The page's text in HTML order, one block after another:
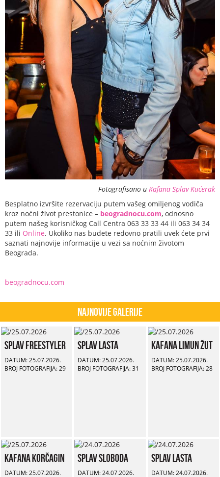
Fotografisano u Kafana Splav Kućerak
Besplatno izvršite rezervaciju putem vašeg omiljenog vodiča
kroz noćni život prestonice – beogradnocu.com, odnosno
putem našeg korisničkog Call Centra 063 33 33 44 ili 063 34 34
33 ili Online. Ukoliko nas budete redovno pratili uvek ćete prvi
saznati najnovije informacije u vezi sa noćnim životom
Beograda.
beogradnocu.com
Najnovije Galerije
Splav Freestyler
DATUM: 25.07.2026.
BROJ FOTOGRAFIJA: 29
Splav Lasta
DATUM: 25.07.2026.
BROJ FOTOGRAFIJA: 31
Kafana Limun Žut
DATUM: 25.07.2026.
BROJ FOTOGRAFIJA: 28
Kafana Korčagin
DATUM: 25.07.2026.
Splav Sloboda
DATUM: 24.07.2026.
Splav Lasta
DATUM: 24.07.2026.